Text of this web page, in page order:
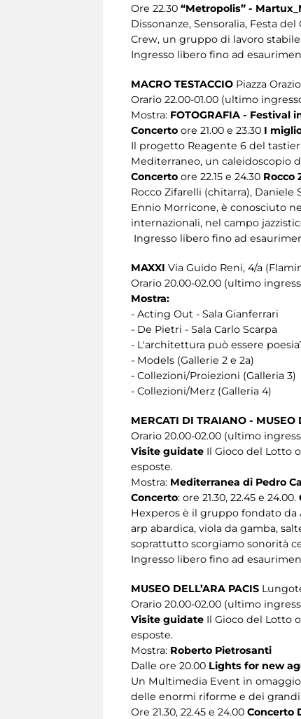
Ore 22.30 “Metropolis” -
Dissonanze, Sensoralia, Festa
Crew, un gruppo di lavoro
Ingresso libero fino ad
MACRO TESTACCIO Piazza
Orario 22.00-01.00 (ultimo
Mostra: FOTOGRAFIA - Festival
Concerto ore 21.00 e 23.30 I
Il progetto Reagente 6 del
Mediterraneo, un caleidoscopio
Concerto ore 22.15 e 24.30 Rocco
Rocco Zifarelli (chitarra), Daniele
Ennio Morricone, è conosciuto
internazionali, nel campo
Ingresso libero fino ad
MAXXI Via Guido Reni, 4/a
Orario 20.00-02.00 (ultimo
Mostra:
- Acting Out - Sala Gianferrari
- De Pietri - Sala Carlo Scarpa
- L'architettura può essere
- Models (Gallerie 2 e 2a)
- Collezioni/Proiezioni (Galleria 3)
- Collezioni/Merz (Galleria 4)
MERCATI DI TRAIANO - MUSEO
Orario 20.00-02.00 (ultimo
Visite guidate Il Gioco del Lotto
esposte.
Mostra: Mediterranea di Pedro
Concerto: ore 21.30, 22.45 e 24.00.
Hexperos è il gruppo fondato da
arp abardica, viola da gamba,
soprattutto scorgiamo sonorità
Ingresso libero fino ad
MUSEO DELL’ARA PACIS
Orario 20.00-02.00 (ultimo
Visite guidate Il Gioco del Lotto
esposte.
Mostra: Roberto Pietrosanti
Dalle ore 20.00 Lights for new
Un Multimedia Event in
delle enormi riforme e dei
Ore 21.30, 22.45 e 24.00 Concerto